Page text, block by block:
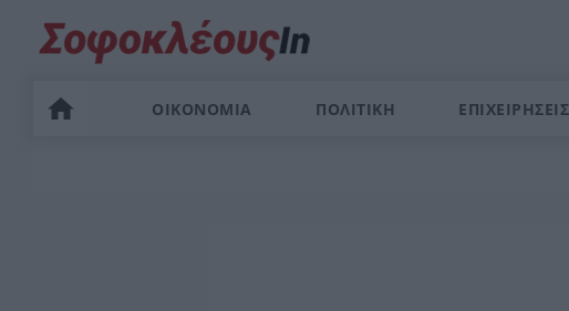
ΟΙΚΟΝΟΜΙΑ ΠΟΛΙΤΙΚΗ ΕΠΙΧΕΙΡΗΣΕΙΣ